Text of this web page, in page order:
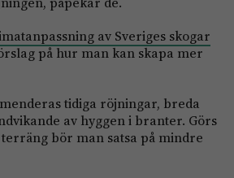
av Sveriges skogar
på hur man kan skapa mer
tidiga röjningar, breda
av hyggen i branter. Görs
bör man satsa på mindre